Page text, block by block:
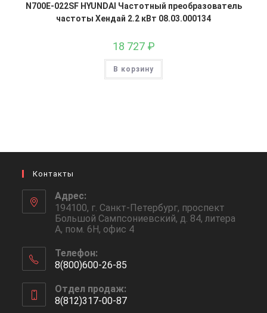
N700E-022SF HYUNDAI Частотный преобразователь
частоты Хендай 2.2 кВт 08.03.000134
18 727 ₽
В корзину
Контакты
Адрес:
194100, г. Санкт-Петербург, проспект
Большой Сампсониевский, д. 84, литера
А, пом. 6Н, офис 4
Телефон:
8(800)600-26-85
в
вашем
Отдел продаж:
8(812)317-00-87